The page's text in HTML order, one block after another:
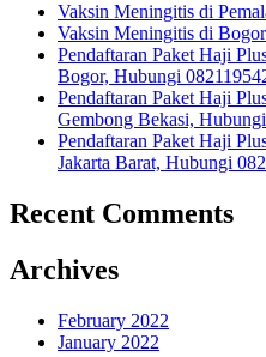
Vaksin Meningitis di
Vaksin Meningitis di Bogor
Pendaftaran Paket Haji
Bogor, Hubungi
Pendaftaran Paket Haji
Gembong Bekasi,
Pendaftaran Paket Haji
Jakarta Barat, Hubungi
Recent Comments
Archives
February 2022
January 2022